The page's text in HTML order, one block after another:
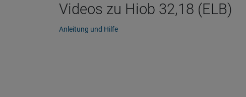
Videos zu Hiob 32,18 (ELB)
Anleitung und Hilfe